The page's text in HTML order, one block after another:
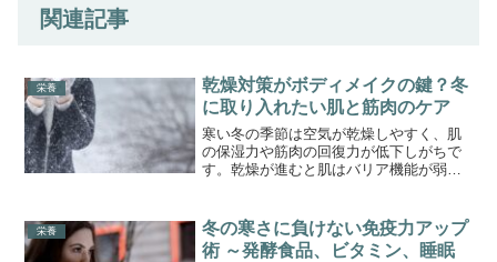
関連記事
栄養
乾燥対策がボディメイクの鍵？冬
に取り入れたい肌と筋肉のケア
寒い冬の季節は空気が乾燥しやすく、肌
の保湿力や筋肉の回復力が低下しがちで
す。乾燥が進むと肌はバリア機能が弱ま
きな影響を及ぼします。今回は、冬に必
要な肌と筋肉の乾燥対策ケ...
栄養
冬の寒さに負けない免疫力アップ
術 ～発酵食品、ビタミン、睡眠